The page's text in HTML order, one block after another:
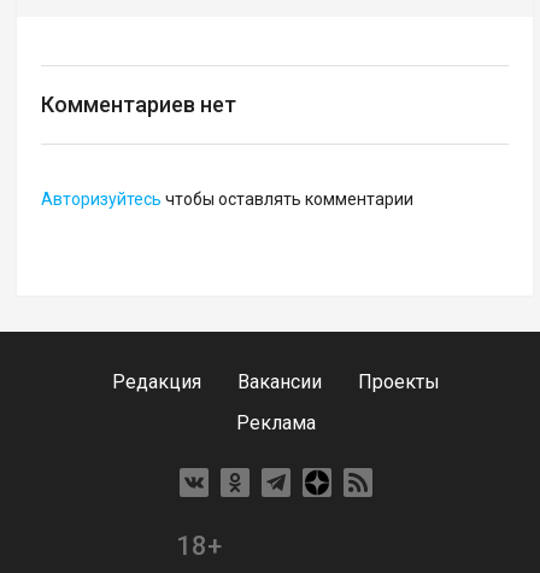
Комментариев нет
Авторизуйтесь чтобы оставлять комментарии
Редакция Вакансии
Проекты
Реклама
18+